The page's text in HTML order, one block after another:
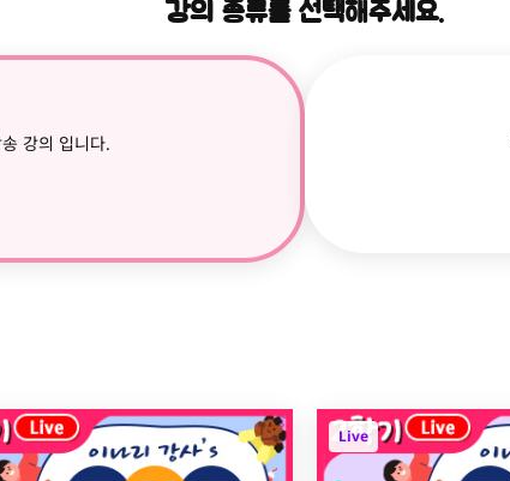
강의 종류를 선택해주세요.
강의 입니다.
Live